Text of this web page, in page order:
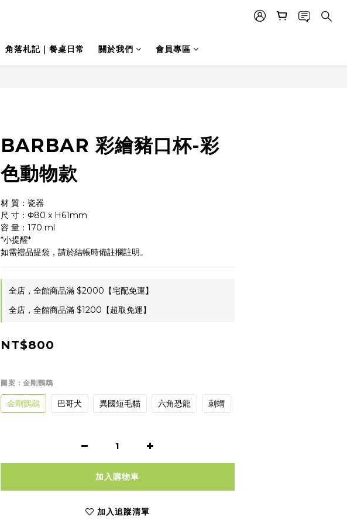
角落札記｜餐桌日常 關於我們 會員專區
BARBAR 彩繪豬口杯-彩
色動物款
材 質：瓷器
尺 寸：Φ80 x H61mm
容 量：170 ml
*小提醒*
如需禮品提袋，請於結帳時備註欄註明。
全店，全館商品滿 $2000【宅配免運】
全店，全館商品滿 $1200【超取免運】
NT$800
圖案 : 金剛鸚鵡
金剛鸚鵡 巴哥犬 異國短毛貓 六角恐龍 刺蝟
加入購物車
加入追蹤清單